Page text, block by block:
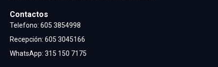
Contactos
Telefono: 605 3854998
Recepción: 605 3045166
WhatsApp: 315 150 7175